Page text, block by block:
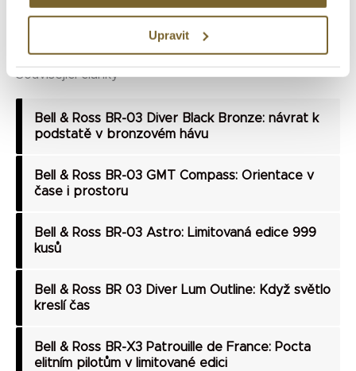
Upravit
Související články
Bell & Ross BR-03 Diver Black Bronze: návrat k
podstatě v bronzovém hávu
Bell & Ross BR-03 GMT Compass: Orientace v
čase i prostoru
Bell & Ross BR-03 Astro: Limitovaná edice 999
kusů
Bell & Ross BR 03 Diver Lum Outline: Když světlo
kreslí čas
Bell & Ross BR-X3 Patrouille de France: Pocta
elitním pilotům v limitované edici